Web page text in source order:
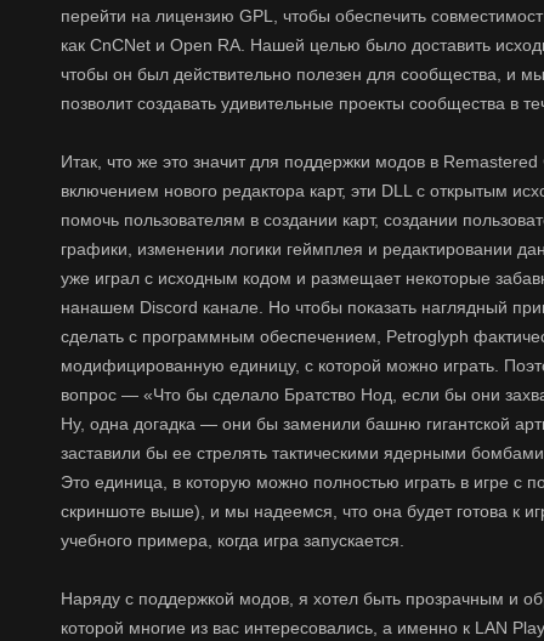
перейти на лицензию GPL, чтобы обеспечить
как CnCNet и Open RA. Нашей целью было доставить
чтобы он был действительно полезен для сообщества, и
позволит создавать удивительные проекты сообщества в
Итак, что же это значит для поддержки модов в
включением нового редактора карт, эти DLL с открытым
помочь пользователям в создании карт, создании
графики, изменении логики геймплея и редактировании
уже играл с исходным кодом и размещает некоторые
нанашем Discord канале. Но чтобы показать наглядный
сделать с программным обеспечением, Petroglyph
модифицированную единицу, с которой можно играть.
вопрос — «Что бы сделало Братство Нод, если бы они
Ну, одна догадка — они бы заменили башню гигантской
заставили бы ее стрелять тактическими ядерными
Это единица, в которую можно полностью играть в игре с
скриншоте выше), и мы надеемся, что она будет готова к
учебного примера, когда игра запускается.
Наряду с поддержкой модов, я хотел быть прозрачным и
которой многие из вас интересовались, а именно к LAN